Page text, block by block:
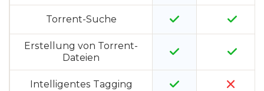
Torrent-Suche
Erstellung von Torrent-
Dateien
Intelligentes Tagging